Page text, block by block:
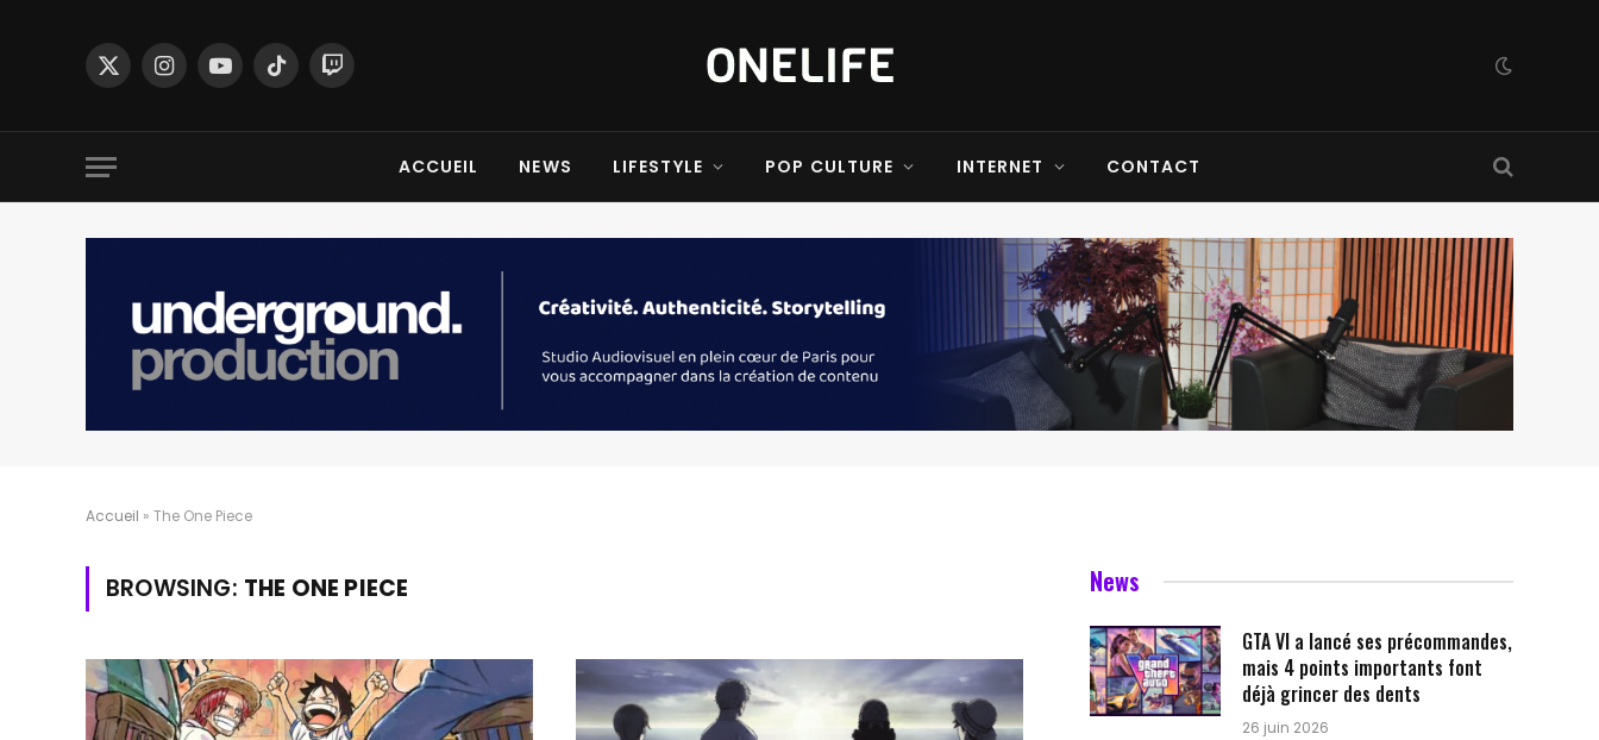
X
InstagramYouTubeTikTokTwitch
ACCUEIL NEWS LIFESTYLE POP CULTURE INTERNET CONTACT
Accueil » The One Piece
BROWSING: THE ONE PIECE News
GTA VI a lancé ses précommandes,
mais 4 points importants font
déjà grincer des dents
26 juin 2026